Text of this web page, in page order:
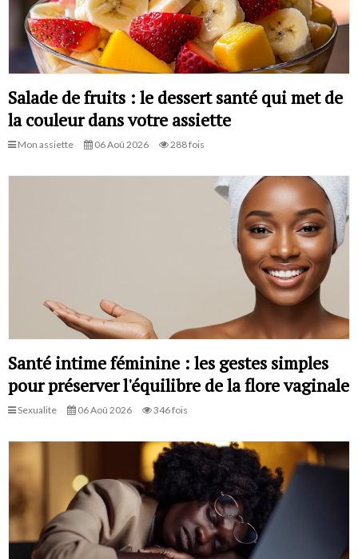
Salade de fruits : le dessert santé qui met de
la couleur dans votre assiette
Mon assiette 06 Aoû 2026 288 fois
Santé intime féminine : les gestes simples
pour préserver l'équilibre de la flore vaginale
Sexualite 06 Aoû 2026 346 fois